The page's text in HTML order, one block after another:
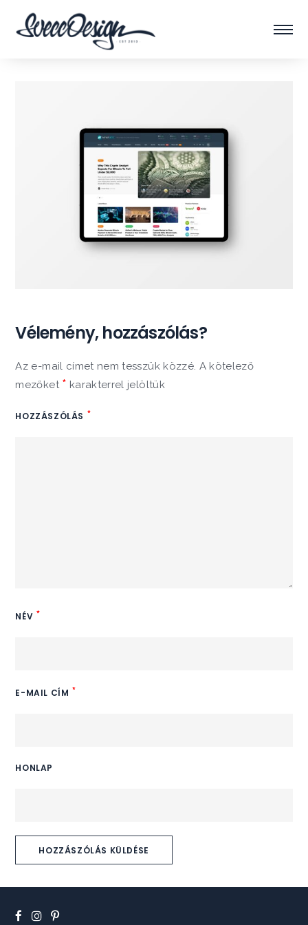
Vélemény, hozzászólás?
Az e-mail címet nem tesszük közzé. A kötelező
mezőket * karakterrel jelöltük
HOZZÁSZÓLÁS *
NÉV *
E-MAIL CÍM *
HONLAP